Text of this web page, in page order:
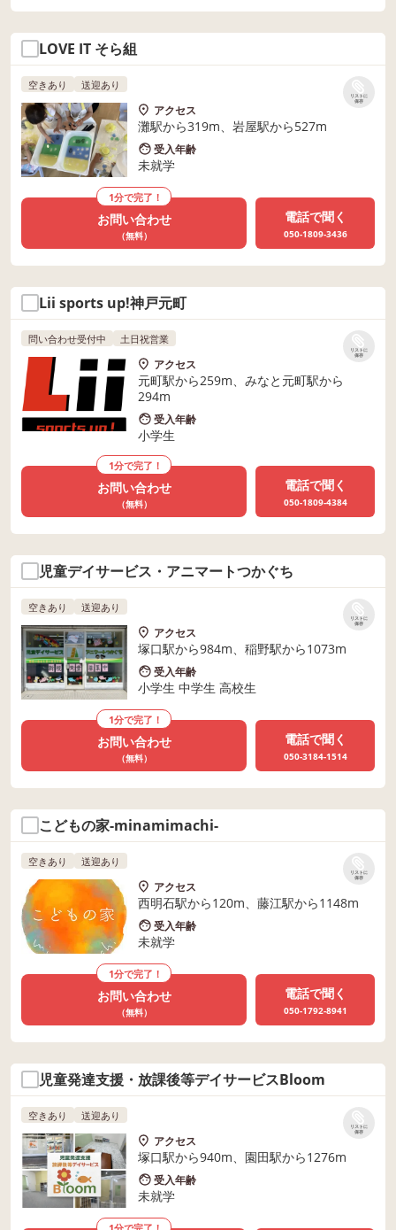
LOVE IT そら組
リストに
保存
空きあり 送迎あり
アクセス
灘駅から319m、岩屋駅から527m
受入年齢
未就学
1分で完了！
お問い合わせ
（無料）
電話で聞く
050-1809-3436
Lii sports up!神戸元町
リストに
保存
問い合わせ受付中 土日祝営業
アクセス
元町駅から259m、みなと元町駅から
294m
受入年齢
小学生
1分で完了！
お問い合わせ
（無料）
電話で聞く
050-1809-4384
児童デイサービス・アニマートつかぐち
リストに
保存
空きあり 送迎あり
アクセス
塚口駅から984m、稲野駅から1073m
受入年齢
小学生 中学生 高校生
1分で完了！
お問い合わせ
（無料）
電話で聞く
050-3184-1514
こどもの家-minamimachi-
リストに
保存
空きあり 送迎あり
アクセス
西明石駅から120m、藤江駅から1148m
受入年齢
未就学
1分で完了！
お問い合わせ
（無料）
電話で聞く
050-1792-8941
児童発達支援・放課後等デイサービスBloom
リストに
保存
空きあり 送迎あり
アクセス
塚口駅から940m、園田駅から1276m
受入年齢
未就学